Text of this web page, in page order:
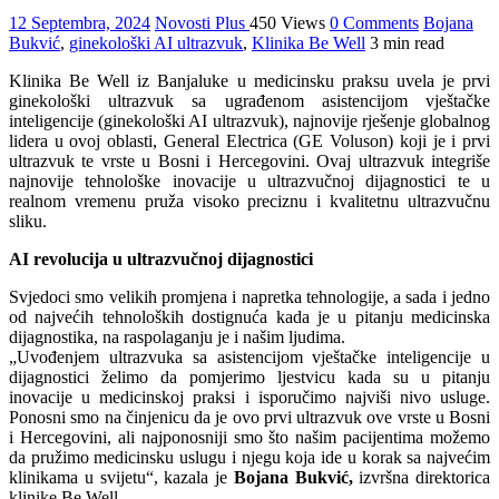
12 Septembra, 2024 Novosti Plus 450 Views 0 Comments Bojana
Bukvić, ginekološki AI ultrazvuk, Klinika Be Well 3 min read
Klinika Be Well iz Banjaluke u medicinsku praksu uvela je prvi
ginekološki ultrazvuk sa ugrađenom asistencijom vještačke
inteligencije (ginekološki AI ultrazvuk), najnovije rješenje globalnog
lidera u ovoj oblasti, General Electrica (GE Voluson) koji je i prvi
ultrazvuk te vrste u Bosni i Hercegovini. Ovaj ultrazvuk integriše
najnovije tehnološke inovacije u ultrazvučnoj dijagnostici te u
realnom vremenu pruža visoko preciznu i kvalitetnu ultrazvučnu
sliku.
AI revolucija u ultrazvučnoj dijagnostici
Svjedoci smo velikih promjena i napretka tehnologije, a sada i jedno
od najvećih tehnoloških dostignuća kada je u pitanju medicinska
dijagnostika, na raspolaganju je i našim ljudima.
„Uvođenjem ultrazvuka sa asistencijom vještačke inteligencije u
dijagnostici želimo da pomjerimo ljestvicu kada su u pitanju
inovacije u medicinskoj praksi i isporučimo najviši nivo usluge.
Ponosni smo na činjenicu da je ovo prvi ultrazvuk ove vrste u Bosni
i Hercegovini, ali najponosniji smo što našim pacijentima možemo
da pružimo medicinsku uslugu i njegu koja ide u korak sa najvećim
klinikama u svijetu“, kazala je Bojana Bukvić,izvršna direktorica